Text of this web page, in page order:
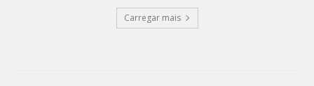
Carregar mais